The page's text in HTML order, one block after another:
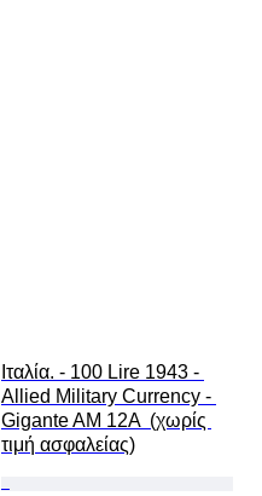
Ιταλία. - 100 Lire 1943 -
Allied Military Currency -
Gigante AM 12A  (χωρίς
τιμή ασφαλείας)